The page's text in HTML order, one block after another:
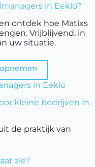
in Eeklo?
ontdek hoe Matixs
Vrijblijvend, in
uw situatie.
in Eeklo
kleine bedrijven in
de praktijk van
zie?